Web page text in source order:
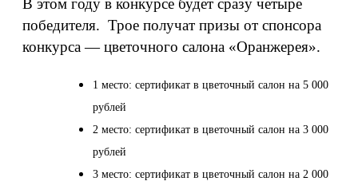
В этом году в конкурсе будет сразу четыре
победителя. Трое получат призы от спонсора
конкурса — цветочного салона «Оранжерея».
1 место: сертификат в цветочный салон на 5 000
рублей
2 место: сертификат в цветочный салон на 3 000
рублей
3 место: сертификат в цветочный салон на 2 000